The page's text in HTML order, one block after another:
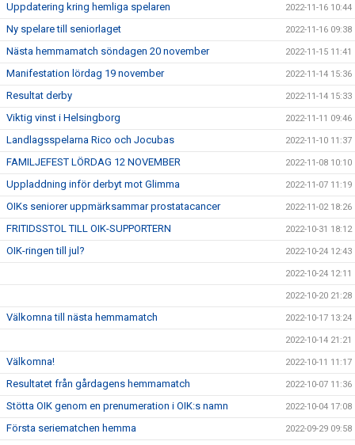
Uppdatering kring hemliga spelaren 2022-11-16 10:44
Ny spelare till seniorlaget 2022-11-16 09:38
Nästa hemmamatch söndagen 20 november 2022-11-15 11:41
Manifestation lördag 19 november 2022-11-14 15:36
Resultat derby 2022-11-14 15:33
Viktig vinst i Helsingborg 2022-11-11 09:46
Landlagsspelarna Rico och Jocubas 2022-11-10 11:37
FAMILJEFEST LÖRDAG 12 NOVEMBER 2022-11-08 10:10
Uppladdning inför derbyt mot Glimma 2022-11-07 11:19
OIKs seniorer uppmärksammar prostatacancer 2022-11-02 18:26
FRITIDSSTOL TILL OIK-SUPPORTERN 2022-10-31 18:12
OIK-ringen till jul? 2022-10-24 12:43
2022-10-24 12:11
2022-10-20 21:28
Välkomna till nästa hemmamatch 2022-10-17 13:24
2022-10-14 21:21
Välkomna! 2022-10-11 11:17
Resultatet från gårdagens hemmamatch 2022-10-07 11:36
Stötta OIK genom en prenumeration i OIK:s namn 2022-10-04 17:08
Första seriematchen hemma 2022-09-29 09:58